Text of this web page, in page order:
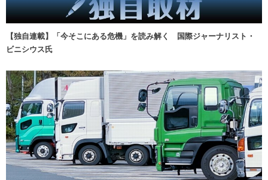
【独自連載】「今そこにある危機」を読み解く 国際ジャーナリスト・
ビニシウス氏